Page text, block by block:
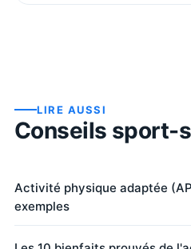
LIRE AUSSI
Conseils sport-
Activité physique adaptée
exemples